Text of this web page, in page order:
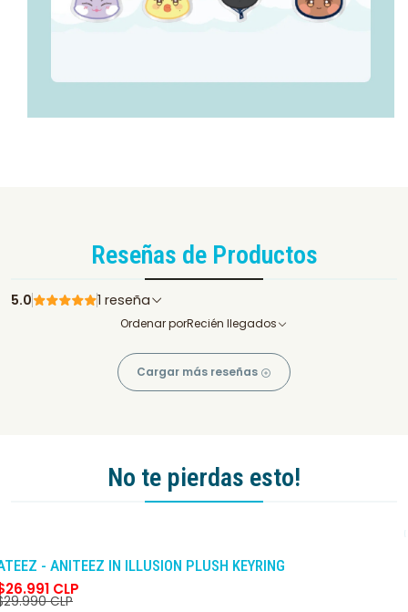
Reseñas de Productos
5.0 1 reseña
Ordenar porRecién llegados
Cargar más reseñas
No te pierdas esto!
- ANITEEZ IN ILLUSION PLUSH KEYRING
CLP
CLP